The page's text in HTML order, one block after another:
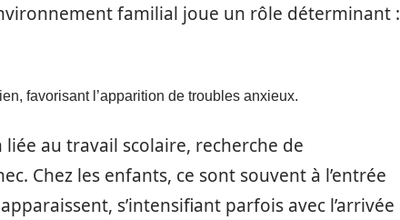
familial joue un rôle déterminant :
favorisant l’apparition de troubles anxieux.
liée au travail scolaire, recherche de
Chez les enfants, ce sont souvent à l’entrée
s’intensifiant parfois avec l’arrivée